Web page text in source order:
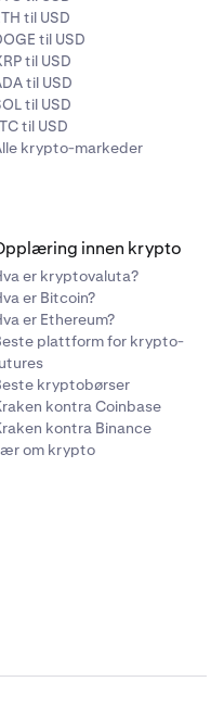
til USD
til USD
til USD
til USD
til USD
til USD
krypto-markeder
innen krypto
er kryptovaluta?
er Bitcoin?
er Ethereum?
plattform for krypto-
kryptobørser
kontra Coinbase
kontra Binance
om krypto